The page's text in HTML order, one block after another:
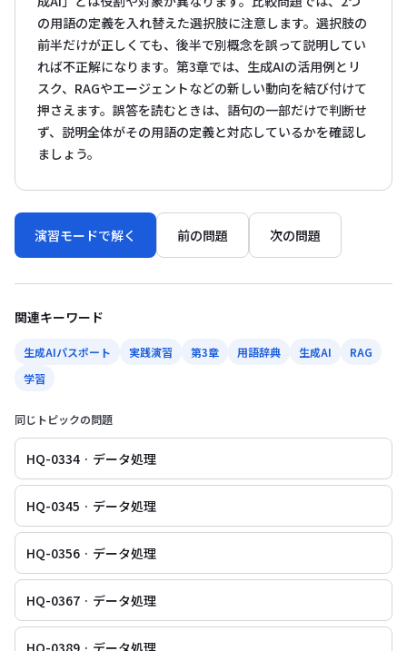
の用語の定義を入れ替えた選択肢に注意します。選択肢の
前半だけが正しくても、後半で別概念を誤って説明してい
れば不正解になります。第3章では、生成AIの活用例とリ
スク、RAGやエージェントなどの新しい動向を結び付けて
押さえます。誤答を読むときは、語句の一部だけで判断せ
ず、説明全体がその用語の定義と対応しているかを確認し
ましょう。
演習モードで解く 前の問題 次の問題
関連キーワード
生成AIパスポート 実践演習 第3章 用語辞典 生成AI
RAG
学習
同じトピックの問題
HQ-0334 · データ処理
HQ-0345 · データ処理
HQ-0356 · データ処理
HQ-0367 · データ処理
HQ-0389 · データ処理